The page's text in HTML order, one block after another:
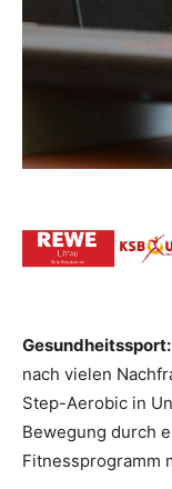
Gesundheitssport:
nach vielen
Step-Aerobic in
Bewegung durch
Fitnessprogramm